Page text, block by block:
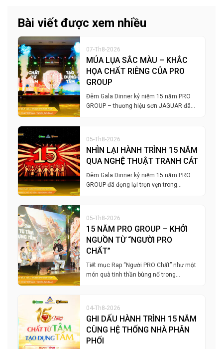
Bài viết được xem nhiều
07-Th8-2026
MÚA LỤA SẮC MÀU – KHẮC
HỌA CHẤT RIÊNG CỦA PRO
GROUP
Đêm Gala Dinner kỷ niệm 15 năm PRO
GROUP – thương hiệu sơn JAGUAR đã…
05-Th8-2026
NHÌN LẠI HÀNH TRÌNH 15 NĂM
QUA NGHỆ THUẬT TRANH CÁT
Đêm Gala Dinner kỷ niệm 15 năm PRO
GROUP đã đọng lại trọn vẹn trong…
05-Th8-2026
15 NĂM PRO GROUP – KHỞI
NGUỒN TỪ “NGƯỜI PRO
CHẤT”
Tiết mục Rap “Người PRO Chất” như một
món quà tinh thần bùng nổ trong…
04-Th8-2026
GHI DẤU HÀNH TRÌNH 15 NĂM
CÙNG HỆ THỐNG NHÀ PHÂN
PHỐI